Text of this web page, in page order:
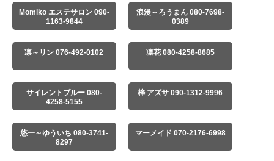
Momiko エステサロン 090-
1163-9844
浪漫～ろうまん 080-7698-
0389
凛～リン 076-492-0102 凛花 080-4258-8685
サイレントブルー 080-
4258-5155
梓 アズサ 090-1312-9996
悠一～ゆういち 080-3741-
8297
マーメイド 070-2176-6998